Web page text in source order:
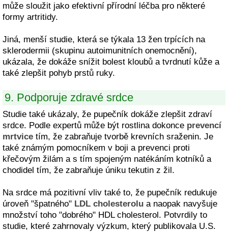
může sloužit jako efektivní přírodní léčba pro některé
formy artritidy.
Jiná, menší studie, která se týkala 13 žen trpících na
sklerodermii (skupinu autoimunitních onemocnění),
ukázala, že dokáže snížit bolest kloubů a tvrdnutí kůže a
také zlepšit pohyb prstů ruky.
9. Podporuje zdravé srdce
Studie také ukázaly, že pupečník dokáže zlepšit zdraví
srdce. Podle expertů může být rostlina dokonce prevencí
mrtvice tím, že zabraňuje tvorbě krevních sraženin. Je
také známým pomocníkem v boji a prevenci proti
křečovým žilám a s tím spojeným natékáním kotníků a
chodidel tím, že zabraňuje úniku tekutin z žil.
Na srdce má pozitivní vliv také to, že pupečník redukuje
úroveň "špatného" LDL cholesterolu a naopak navyšuje
množství toho "dobrého" HDL cholesterol. Potvrdily to
studie, které zahrnovaly výzkum, který publikovala U.S.